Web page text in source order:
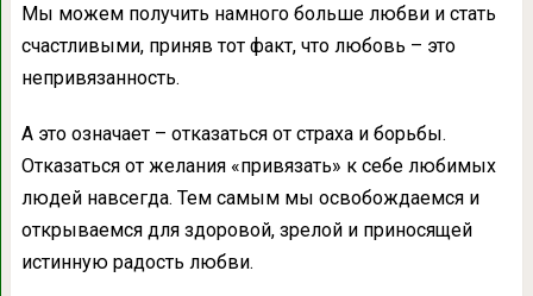
Мы можем получить намного больше любви и стать
счастливыми, приняв тот факт, что любовь – это
непривязанность.
А это означает – отказаться от страха и борьбы.
Отказаться от желания «привязать» к себе любимых
людей навсегда. Тем самым мы освобождаемся и
открываемся для здоровой, зрелой и приносящей
истинную радость любви.